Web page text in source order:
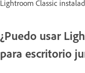
Lightroom Classic
¿Puedo usar
para escritorio